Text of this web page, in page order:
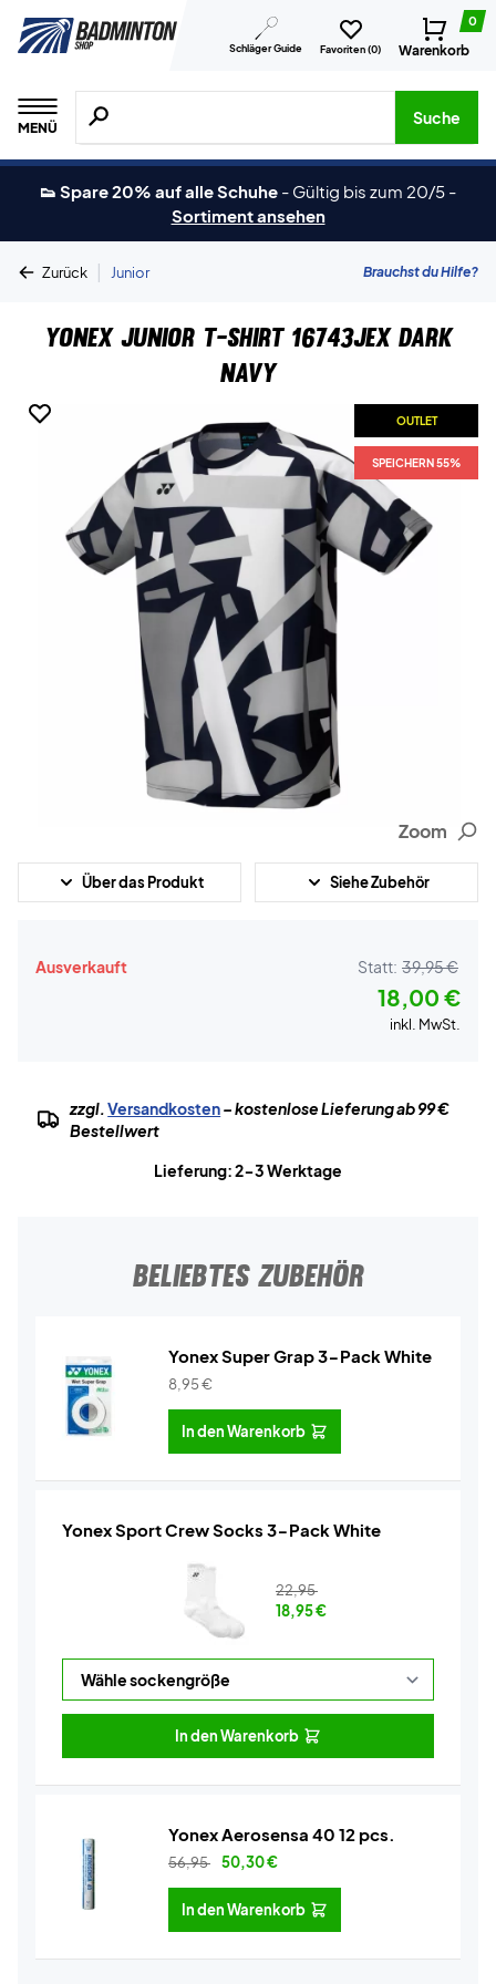
Schläger Guide Favoriten (0)
0
Warenkorb
MENÜ
Suche nach Produkten, Marken usw.
Suche
👟 Spare 20% auf alle Schuhe - Gültig bis zum 20/5 -
Sortiment ansehen
Zurück | Junior Brauchst du Hilfe?
Yonex Junior T-shirt 16743JEX Dark
Navy
OUTLET
SPEICHERN 55%
Zoom
Über das Produkt Siehe Zubehör
Ausverkauft Statt: 39,95 €
18,00 €
inkl. MwSt.
zzgl.Versandkosten– kostenlose Lieferung ab 99 €
Bestellwert
Lieferung: 2-3 Werktage
BELIEBTES ZUBEHÖR
Yonex Super Grap 3-Pack White
8,95€
In den Warenkorb
Yonex Sport Crew Socks 3-Pack White
22,95
18,95€
In den Warenkorb
Yonex Aerosensa 40 12 pcs.
56,95 50,30€
In den Warenkorb